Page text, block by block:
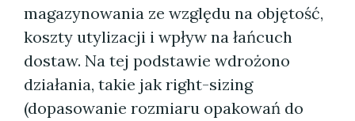
magazynowania ze względu na objętość,
koszty utylizacji i wpływ na łańcuch
dostaw. Na tej podstawie wdrożono
działania, takie jak right-sizing
(dopasowanie rozmiaru opakowań do